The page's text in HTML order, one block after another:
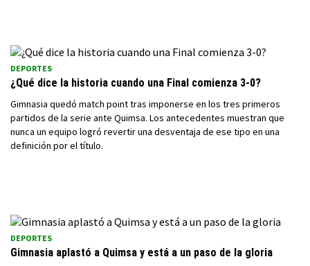
DEPORTES
¿Qué dice la historia cuando una Final comienza 3-0?
Gimnasia quedó match point tras imponerse en los tres primeros
partidos de la serie ante Quimsa. Los antecedentes muestran que
nunca un equipo logró revertir una desventaja de ese tipo en una
definición por el título.
DEPORTES
Gimnasia aplastó a Quimsa y está a un paso de la gloria